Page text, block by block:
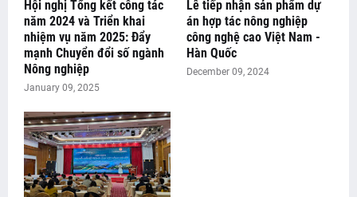
Hội nghị Tổng kết công tác
năm 2024 và Triển khai
nhiệm vụ năm 2025: Đẩy
mạnh Chuyển đổi số ngành
Nông nghiệp
January 09, 2025
Lễ tiếp nhận sản phẩm dự
án hợp tác nông nghiệp
công nghệ cao Việt Nam -
Hàn Quốc
December 09, 2024